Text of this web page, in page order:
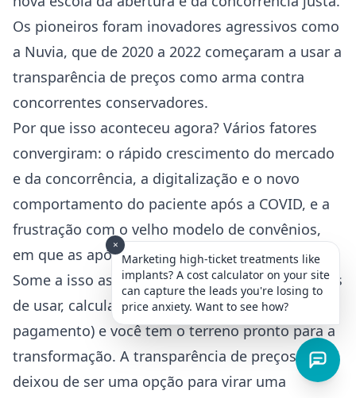
Os pioneiros foram inovadores agressivos como
a Nuvia, que de 2020 a 2022 começaram a usar a
transparência de preços como arma contra
concorrentes conservadores.
Por que isso aconteceu agora? Vários fatores
convergiram: o rápido crescimento do mercado
e da concorrência, a digitalização e o novo
comportamento do paciente após a COVID, e a
frustração com o velho modelo de convênios,
em que as apólices não cobrem os gastos reais.
Some a isso as capacidades técnicas (sites fáceis
de usar, calculadoras on-line, apps de
pagamento) e você tem o terreno pronto para a
transformação. A transparência de preços
deixou de ser uma opção para virar uma
×
Marketing high-ticket treatments like
implants? A cost calculator on your site
can capture the leads you're losing to
price anxiety. Want to see how?